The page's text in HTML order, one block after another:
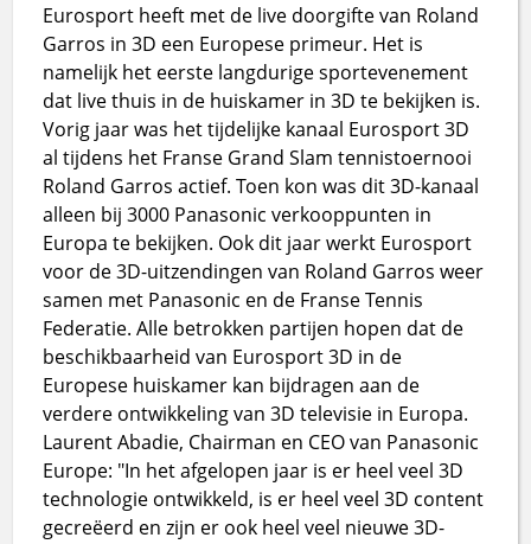
Eurosport heeft met de live doorgifte van Roland
Garros in 3D een Europese primeur. Het is
namelijk het eerste langdurige sportevenement
dat live thuis in de huiskamer in 3D te bekijken is.
Vorig jaar was het tijdelijke kanaal Eurosport 3D
al tijdens het Franse Grand Slam tennistoernooi
Roland Garros actief. Toen kon was dit 3D-kanaal
alleen bij 3000 Panasonic verkooppunten in
Europa te bekijken. Ook dit jaar werkt Eurosport
voor de 3D-uitzendingen van Roland Garros weer
samen met Panasonic en de Franse Tennis
Federatie. Alle betrokken partijen hopen dat de
beschikbaarheid van Eurosport 3D in de
Europese huiskamer kan bijdragen aan de
verdere ontwikkeling van 3D televisie in Europa.
Laurent Abadie, Chairman en CEO van Panasonic
Europe: "In het afgelopen jaar is er heel veel 3D
technologie ontwikkeld, is er heel veel 3D content
gecreëerd en zijn er ook heel veel nieuwe 3D-